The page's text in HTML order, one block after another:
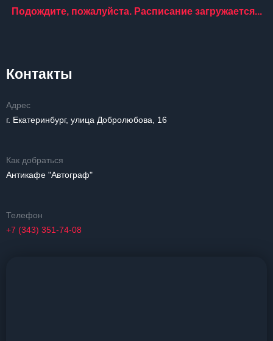
Подождите, пожалуйста. Расписание загружается...
Контакты
Адрес
г. Екатеринбург, улица Добролюбова, 16
Как добраться
Антикафе "Автограф"
Телефон
+7 (343) 351-74-08